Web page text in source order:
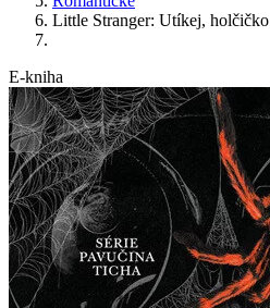
Little Stranger: Utíkej, holčičko
E-kniha